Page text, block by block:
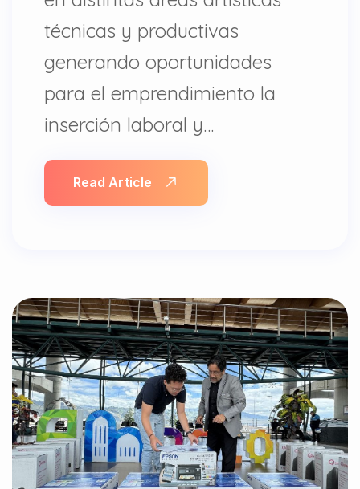
técnicas y productivas
generando oportunidades
para el emprendimiento la
inserción laboral y…
Read Article